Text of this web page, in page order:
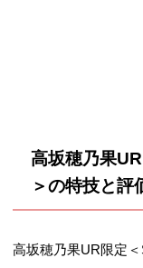
高坂穂乃果
＞の特技と評
高坂穂乃果UR限定